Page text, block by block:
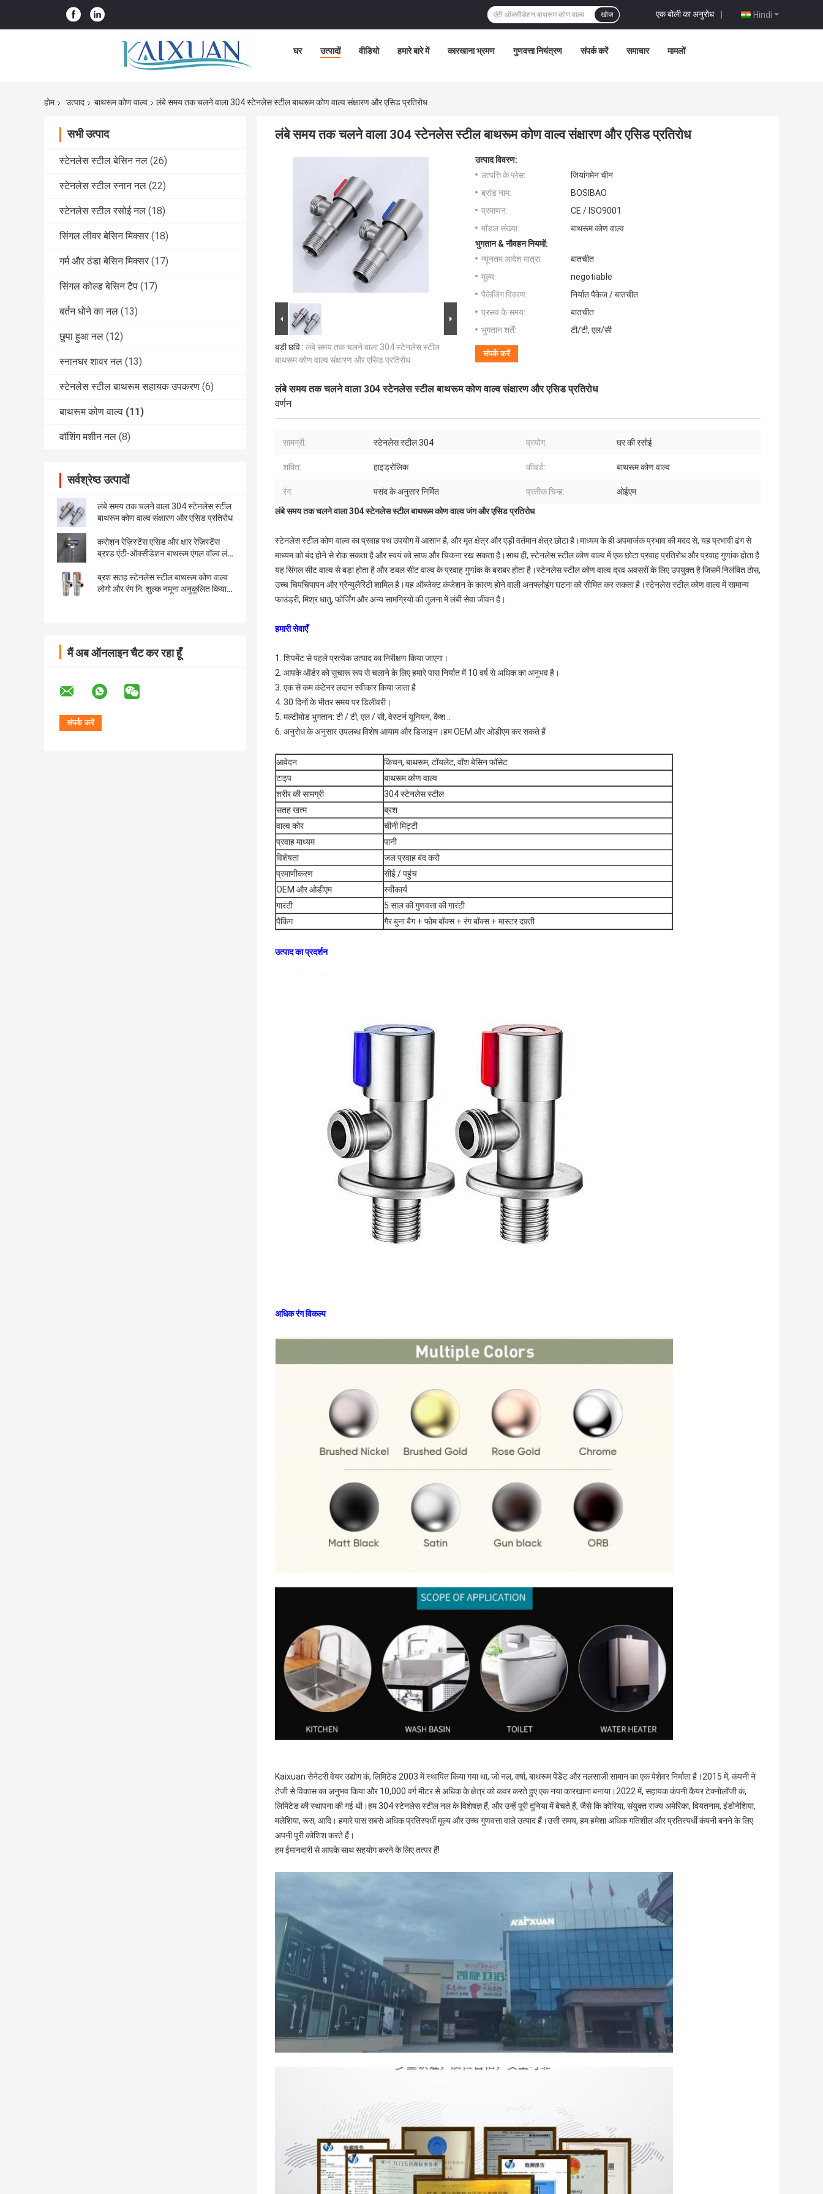
Hindi
एक बोली का अनुरोध |
खोज
घर उत्पादों वीडियो हमारे बारे में कारखाना भ्रमण गुणवत्ता नियंत्रण संपर्क करें समाचार मामलों
होम उत्पाद बाथरूम कोण वाल्व लंबे समय तक चलने वाला 304 स्टेनलेस स्टील बाथरूम कोण वाल्व संक्षारण और एसिड प्रतिरोध
सभी उत्पाद
स्टेनलेस स्टील बेसिन नल (26)
स्टेनलेस स्टील स्नान नल (22)
स्टेनलेस स्टील रसोई नल (18)
सिंगल लीवर बेसिन मिक्सर (18)
गर्म और ठंडा बेसिन मिक्सर (17)
सिंगल कोल्ड बेसिन टैप (17)
बर्तन धोने का नल (13)
छुपा हुआ नल (12)
स्नानघर शावर नल (13)
स्टेनलेस स्टील बाथरूम सहायक उपकरण (6)
बाथरूम कोण वाल्व (11)
वॉशिंग मशीन नल (8)
सर्वश्रेष्ठ उत्पादों
लंबे समय तक चलने वाला 304 स्टेनलेस स्टील
बाथरूम कोण वाल्व संक्षारण और एसिड प्रतिरोध
करोश़न रेज़िस्टेंस एसिड और क्षार रेज़िस्टेंस
ब्रश्ड एंटी-ऑक्सीडेशन बाथरूम एंगल वॉल्व लंबा
ब्रश सतह स्टेनलेस स्टील बाथरूम कोण वाल्व
लोगो और रंग नि: शुल्क नमूना अनुकूलित किया
मैं अब ऑनलाइन चैट कर रहा हूँ
लंबे समय तक चलने वाला 304 स्टेनलेस स्टील बाथरूम कोण वाल्व संक्षारण और एसिड प्रतिरोध
बड़ी छवि : लंबे समय तक चलने वाला 304 स्टेनलेस स्टील
बाथरूम कोण वाल्व संक्षारण और एसिड प्रतिरोध
उत्पाद विवरण:
उत्पत्ति के प्लेस:
जियांगमेन चीन
ब्रांड नाम:
BOSIBAO
प्रमाणन:
CE / ISO9001
मॉडल संख्या:
बाथरूम कोण वाल्व
भुगतान & नौवहन नियमों:
न्यूनतम आदेश मात्रा:
बातचीत
मूल्य:
negotiable
पैकेजिंग विवरण:
निर्यात पैकेज / बातचीत
प्रसव के समय:
बातचीत
भुगतान शर्तें:
टी/टी, एल/सी
संपर्क करें
लंबे समय तक चलने वाला 304 स्टेनलेस स्टील बाथरूम कोण वाल्व संक्षारण और एसिड प्रतिरोध
वर्णन
सामग्री: स्टेनलेस स्टील 304 प्रयोग: घर की रसोई
शक्ति: हाइड्रोलिक कीवर्ड: बाथरूम कोण वाल्व
रंग: पसंद के अनुसार निर्मित प्रतीक चिन्ह:
ओईएम
लंबे समय तक चलने वाला 304 स्टेनलेस स्टील बाथरूम कोण वाल्व जंग और एसिड प्रतिरोध
स्टेनलेस स्टील कोण वाल्व का प्रवाह पथ उपयोग में आसान है, और मृत क्षेत्र और एड़ी वर्तमान क्षेत्र छोटा है।माध्यम के ही अपमार्जक प्रभाव की मदद से, यह प्रभावी ढंग से
माध्यम को बंद होने से रोक सकता है और स्वयं को साफ और चिकना रख सकता है।साथ ही, स्टेनलेस स्टील कोण वाल्व में एक छोटा प्रवाह प्रतिरोध और प्रवाह गुणांक होता है
यह सिंगल सीट वाल्व से बड़ा होता है और डबल सीट वाल्व के प्रवाह गुणांक के बराबर होता है।स्टेनलेस स्टील कोण वाल्व द्रव अवसरों के लिए उपयुक्त है जिसमें निलंबित ठोस,
उच्च चिपचिपापन और ग्रैन्युलैरिटी शामिल है।यह ऑब्जेक्ट कंजेशन के कारण होने वाली अनफ्लोइंग घटना को सीमित कर सकता है।स्टेनलेस स्टील कोण वाल्व में सामान्य
फाउंड्री, मिश्र धातु, फोर्जिंग और अन्य सामग्रियों की तुलना में लंबी सेवा जीवन है।
हमारी सेवाएँ
1. शिपमेंट से पहले प्रत्येक उत्पाद का निरीक्षण किया जाएगा।
2. आपके ऑर्डर को सुचारू रूप से चलाने के लिए हमारे पास निर्यात में 10 वर्ष से अधिक का अनुभव है।
3. एक से कम कंटेनर लदान स्वीकार किया जाता है
4. 30 दिनों के भीतर समय पर डिलीवरी।
5. मल्टीमोड भुगतान: टी / टी, एल / सी, वेस्टर्न यूनियन, कैश ..
6. अनुरोध के अनुसार उपलब्ध विशेष आयाम और डिजाइन।हम OEM और ओडीएम कर सकते हैं
आवेदन
किचन, बाथरूम, टॉयलेट, वॉश बेसिन फॉसेट
टाइप
बाथरूम कोण वाल्व
शरीर की सामग्री
304 स्टेनलेस स्टील
सतह खत्म
ब्रश
वाल्व कोर
चीनी मिट्टी
प्रवाह माध्यम
पानी
विशेषता
जल प्रवाह बंद करो
प्रमाणीकरण
सीई / पहुंच
OEM और ओडीएम
स्वीकार्य
गारंटी
5 साल की गुणवत्ता की गारंटी
पैकिंग
गैर बुना बैग + फोम बॉक्स + रंग बॉक्स + मास्टर दफ़्ती
उत्पाद का प्रदर्शन
अधिक रंग विकल्प
Kaixuan सेनेटरी वेयर उद्योग कं, लिमिटेड 2003 में स्थापित किया गया था, जो नल, वर्षा, बाथरूम पेंडेंट और नलसाजी सामान का एक पेशेवर निर्माता है।2015 में, कंपनी ने
तेजी से विकास का अनुभव किया और 10,000 वर्ग मीटर से अधिक के क्षेत्र को कवर करते हुए एक नया कारखाना बनाया।2022 में, सहायक कंपनी कैयर टेक्नोलॉजी कं,
लिमिटेड की स्थापना की गई थी।हम 304 स्टेनलेस स्टील नल के विशेषज्ञ हैं, और उन्हें पूरी दुनिया में बेचते हैं, जैसे कि कोरिया, संयुक्त राज्य अमेरिका, वियतनाम, इंडोनेशिया,
मलेशिया, रूस, आदि। हमारे पास सबसे अधिक प्रतिस्पर्धी मूल्य और उच्च गुणवत्ता वाले उत्पाद हैं।उसी समय, हम हमेशा अधिक गतिशील और प्रतिस्पर्धी कंपनी बनने के लिए
अपनी पूरी कोशिश करते हैं।
हम ईमानदारी से आपके साथ सहयोग करने के लिए तत्पर हैं!